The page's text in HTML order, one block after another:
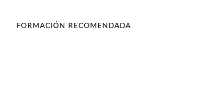
FORMACIÓN RECOMENDADA